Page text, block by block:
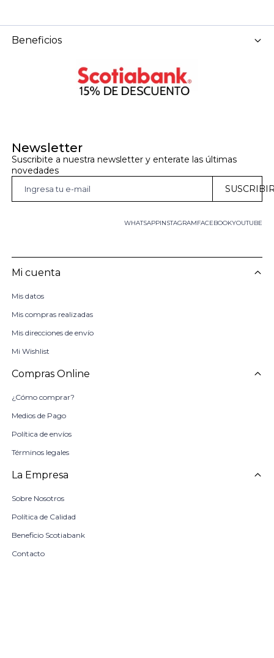
Newsletter
Suscribite a nuestra newsletter y enterate las últimas
novedades
WHATSAPP FACEBOOKYOUTUBE
INSTAGRAM
Mi cuenta
Mis datos
Mis compras realizadas
Mis direcciones de envío
Mi Wishlist
Compras Online
¿Cómo comprar?
Medios de Pago
Política de envíos
Términos legales
La Empresa
Sobre Nosotros
Política de Calidad
Beneficio Scotiabank
Contacto
Beneficios